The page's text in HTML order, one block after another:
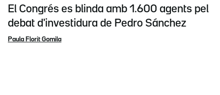
El Congrés es blinda amb 1.600 agents pel
debat d'investidura de Pedro Sánchez
Paula Florit Gomila